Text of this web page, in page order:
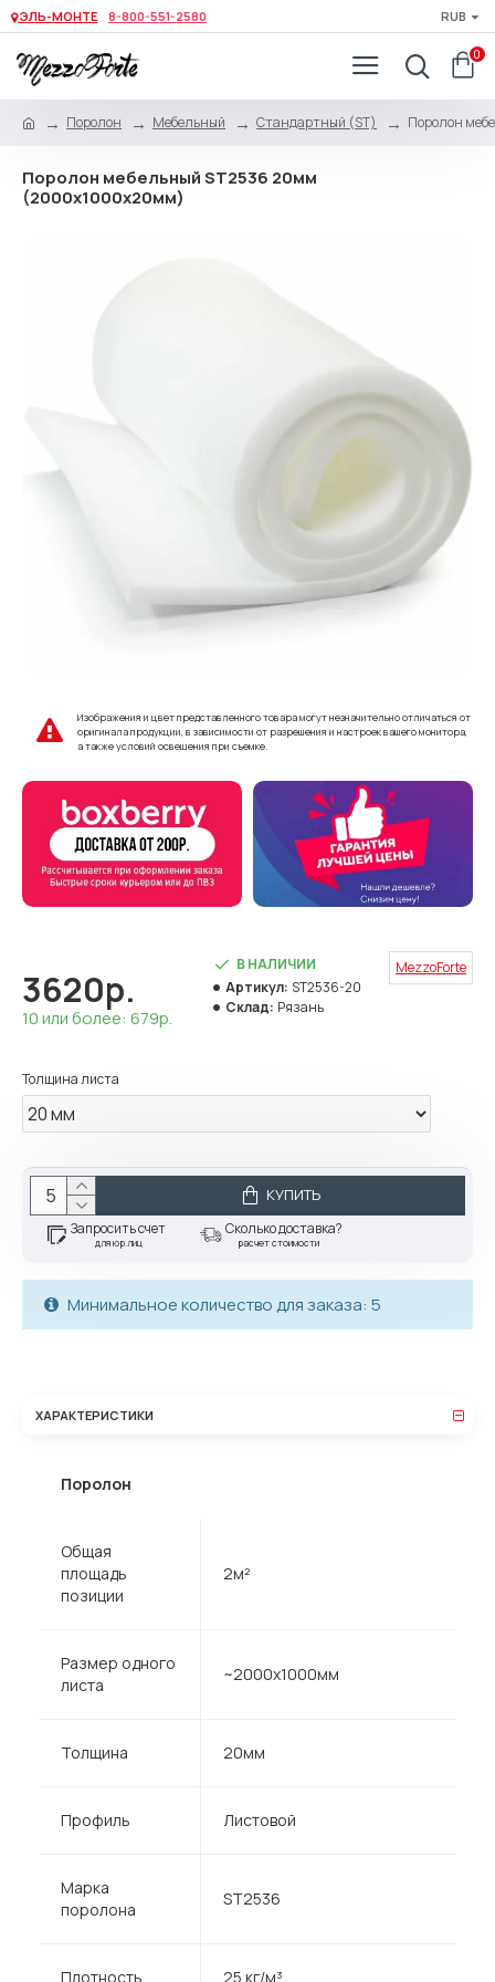
ЭЛЬ-МОНТЕ 8-800-551-2580 RUB
0
Поролон Мебельный Стандартный (ST) Поролон
Поролон мебельный ST2536 20мм
(2000x1000x20мм)
Изображения и цвет представленного товара могут незначительно отличаться от
оригинала продукции, в зависимости от разрешения и настроек вашего монитора,
а также условий освещения при съемке.
3620р.
10 или более: 679р.
В НАЛИЧИИ
Артикул: ST2536-20
Склад: Рязань
MezzoForte
Толщина листа
КУПИТЬ
Запросить счет
для юр.лиц
Сколько доставка?
расчет стоимости
Минимальное количество для заказа: 5
ХАРАКТЕРИСТИКИ
Поролон
Общая
площадь
позиции
2м²
Размер одного
листа
~2000х1000мм
Толщина 20мм
Профиль Листовой
Марка
поролона
ST2536
Плотность 25 кг/м³